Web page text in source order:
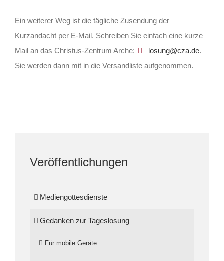
Ein weiterer Weg ist die tägliche Zusendung der
Kurzandacht per E-Mail. Schreiben Sie einfach eine kurze
Mail an das Christus-Zentrum Arche:
losung@cza.de.
Sie werden dann mit in die Versandliste aufgenommen.
Veröffentlichungen
Mediengottesdienste
Gedanken zur Tageslosung
Für mobile Geräte